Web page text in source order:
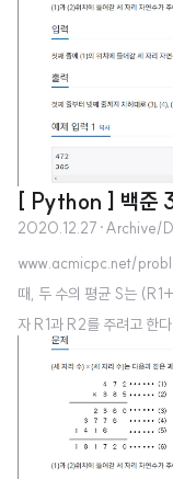
초콜릿의 가로길이를 n,
[ Python ] 백준
2020.12.27 ·Archive/
www.acmicpc.net/
때, 두 수의 평균 S는
자 R1과 R2를 주려고 한
말해주고, 정인이는
가 있을 때, 두 수의 평
니다. [ Code ]